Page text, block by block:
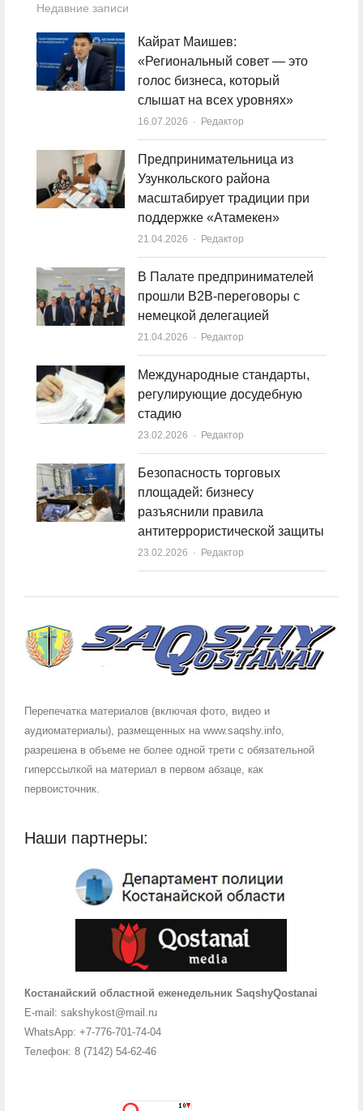
Недавние записи
Кайрат Маишев:
«Региональный совет — это
голос бизнеса, который
слышат на всех уровнях»
16.07.2026 Author
Редактор
Предпринимательница из
Узункольского района
масштабирует традиции при
поддержке «Атамекен»
21.04.2026 Author
Редактор
В Палате предпринимателей
прошли B2B-переговоры с
немецкой делегацией
21.04.2026 Author
Редактор
Международные стандарты,
регулирующие досудебную
стадию
23.02.2026 Author
Редактор
Безопасность торговых
площадей: бизнесу
разъяснили правила
антитеррористической защиты
23.02.2026 Author
Редактор
Перепечатка материалов (включая фото, видео и
аудиоматериалы), размещенных на www.saqshy.info,
разрешена в объеме не более одной трети с обязательной
гиперссылкой на материал в первом абзаце, как
первоисточник.
Наши партнеры:
Костанайский областной еженедельник SaqshyQostanai
E-mail: sakshykost@mail.ru
WhatsApp: +7-776-701-74-04
Телефон: 8 (7142) 54-62-46